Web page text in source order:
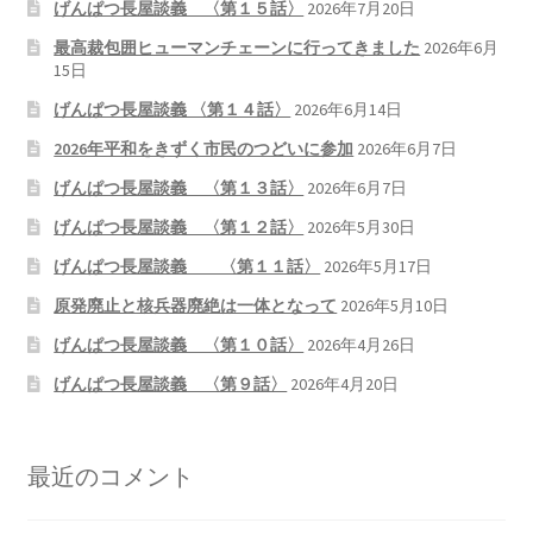
げんぱつ長屋談義 〈第１５話〉
2026年7月20日
最高裁包囲ヒューマンチェーンに行ってきました 2026年6月
15日
げんぱつ長屋談義 〈第１４話〉
2026年6月14日
2026年平和をきずく市民のつどいに参加 2026年6月7日
げんぱつ長屋談義 〈第１３話〉
2026年6月7日
げんぱつ長屋談義 〈第１２話〉
2026年5月30日
げんぱつ長屋談義 〈第１１話〉
2026年5月17日
原発廃止と核兵器廃絶は一体となって 2026年5月10日
げんぱつ長屋談義 〈第１０話〉
2026年4月26日
げんぱつ長屋談義 〈第９話〉
2026年4月20日
最近のコメント